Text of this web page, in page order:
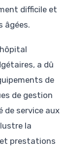
difficile et
âgées.
a dû
de
de gestion
de service aux
la
prestations